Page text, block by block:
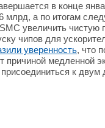
в конце
млрд, а по итогам
увеличить
чипов для
уверенность, что
медленной
к